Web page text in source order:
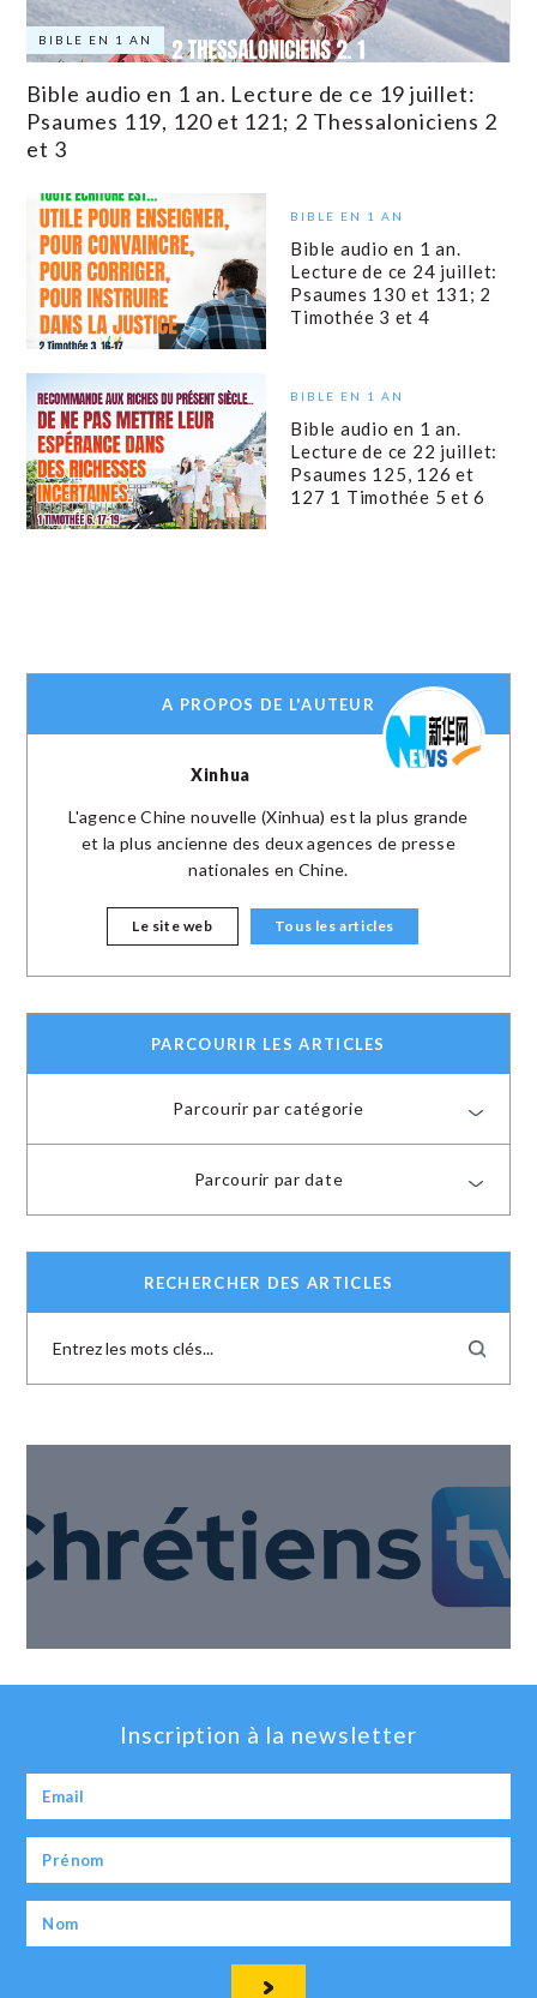
BIBLE EN 1 AN
Bible audio en 1 an. Lecture de ce 19 juillet:
Psaumes 119, 120 et 121; 2 Thessaloniciens 2
et 3
BIBLE EN 1 AN
Bible audio en 1 an.
Lecture de ce 24 juillet:
Psaumes 130 et 131; 2
Timothée 3 et 4
BIBLE EN 1 AN
Bible audio en 1 an.
Lecture de ce 22 juillet:
Psaumes 125, 126 et
127 1 Timothée 5 et 6
A PROPOS DE L'AUTEUR
Xinhua
L'agence Chine nouvelle (Xinhua) est la plus grande
et la plus ancienne des deux agences de presse
nationales en Chine.
Le site web Tous les articles
PARCOURIR LES ARTICLES
Parcourir par catégorie
Parcourir par date
RECHERCHER DES ARTICLES
Inscription à la newsletter